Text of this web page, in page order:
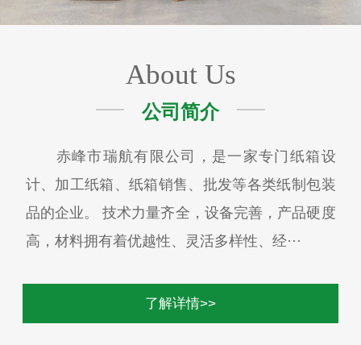
About Us
公司简介
赤峰市瑞航有限公司，是一家专门纸箱设
计、加工纸箱、纸箱销售、批发等各类纸制包装
品的企业。 技术力量齐全，设备完善，产品硬度
高，材料拥有着优越性、灵活多样性、经···
了解详情>>